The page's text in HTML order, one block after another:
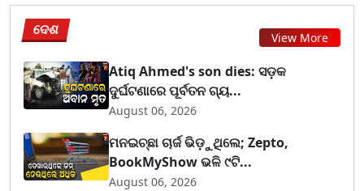
ଦେଶ View More
Atiq Ahmed's son dies: ସଡ଼କ
ଦୁର୍ଘଟଣାରେ ପୂର୍ବତନ ଗ୍ୟ...
August 06, 2026
ମନଇଚ୍ଛା ଚାର୍ଜ ଭିଡ଼ୁଥିଲେ; Zepto,
BookMyShow ଭଳି ୯ଟି...
August 06, 2026